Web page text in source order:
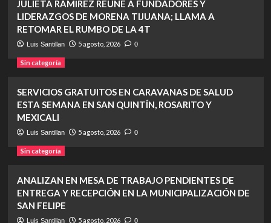
JULIETA RAMÍREZ REÚNE A FUNDADORES Y
LIDERAZGOS DE MORENA TIJUANA; LLAMA A
RETOMAR EL RUMBO DE LA 4T
Luis Santillan 5 agosto, 2026 0
Sin categoría
SERVICIOS GRATUITOS EN CARAVANAS DE SALUD
ESTA SEMANA EN SAN QUINTÍN, ROSARITO Y
MEXICALI
Luis Santillan 5 agosto, 2026 0
Sin categoría
ANALIZAN EN MESA DE TRABAJO PENDIENTES DE
ENTREGA Y RECEPCIÓN EN LA MUNICIPALIZACIÓN DE
SAN FELIPE
Luis Santillan 5 agosto, 2026 0